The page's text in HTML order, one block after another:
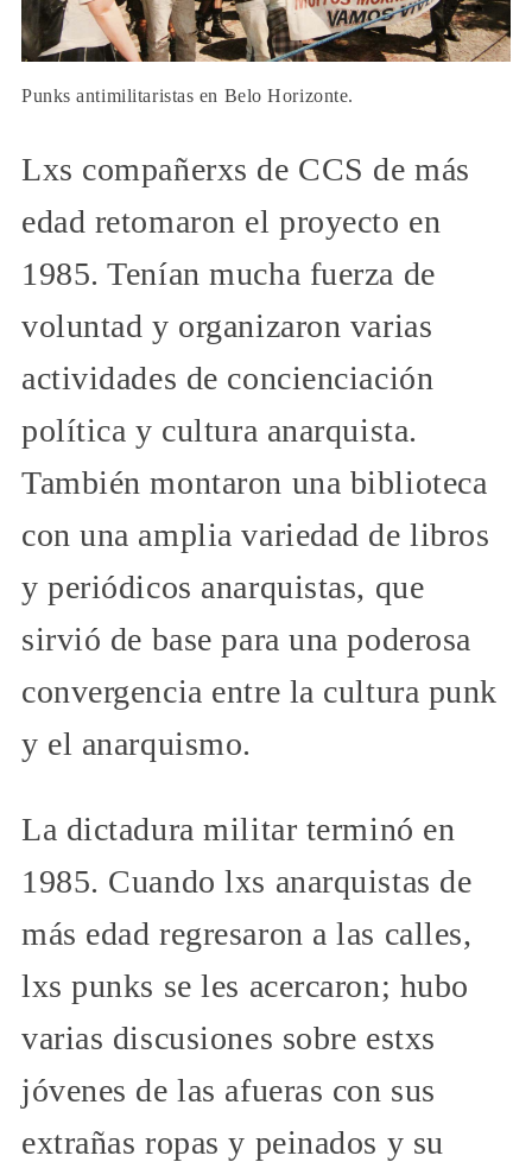
Punks antimilitaristas en Belo Horizonte.
Lxs compañerxs de CCS de más
edad retomaron el proyecto en
1985. Tenían mucha fuerza de
voluntad y organizaron varias
actividades de concienciación
política y cultura anarquista.
También montaron una biblioteca
con una amplia variedad de libros
y periódicos anarquistas, que
sirvió de base para una poderosa
convergencia entre la cultura punk
y el anarquismo.
La dictadura militar terminó en
1985. Cuando lxs anarquistas de
más edad regresaron a las calles,
lxs punks se les acercaron; hubo
varias discusiones sobre estxs
jóvenes de las afueras con sus
extrañas ropas y peinados y su